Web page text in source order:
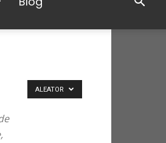
ALEATOR